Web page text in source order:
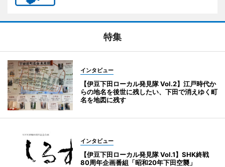
特集
インタビュー
【伊豆下田ローカル発見隊 Vol.2】江戸時代か
らの地名を後世に残したい、下田で消えゆく町
名を地図に残す
インタビュー
【伊豆下田ローカル発見隊 Vol.1】SHK終戦
80周年企画番組「昭和20年下田空襲」